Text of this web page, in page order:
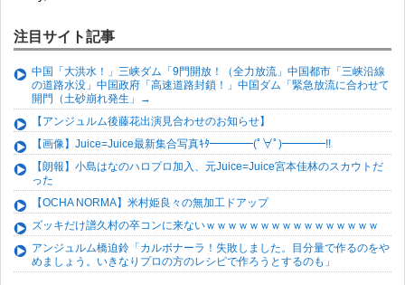
注目サイト記事
中国「大洪水！」三峡ダム「9門開放！（全力放流」中国都市「三峡沿線
の道路水没」中国政府「高速道路封鎖！」中国ダム「緊急放流に合わせて
開門（土砂崩れ発生」→
【アンジュルム後藤花出演見合わせのお知らせ】
【画像】Juice=Juice最新集合写真ｷﾀ━━━━(ﾟ∀ﾟ)━━━━!!
【朗報】小島はなのハロプロ加入、元Juice=Juice宮本佳林のスカウトだ
った
【OCHA NORMA】米村姫良々の無加工ドアップ
ズッキだけ譜久村の卒コンに来ないｗｗｗｗｗｗｗｗｗｗｗｗｗｗｗｗ
アンジュルム橋迫鈴「カルボナーラ！失敗しました。目分量で作るのをや
めましょう。いきなりプロの方のレシピで作ろうとするのも」